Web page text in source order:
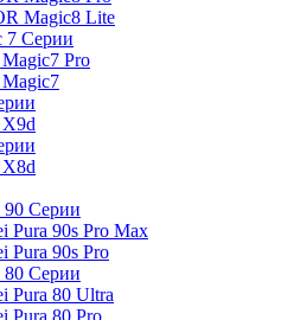
Magic8 Lite
7 Серии
Pro
90 Серии
Pura 90s Pro Max
Pura 90s Pro
80 Серии
Pura 80 Ultra
Pura 80 Pro